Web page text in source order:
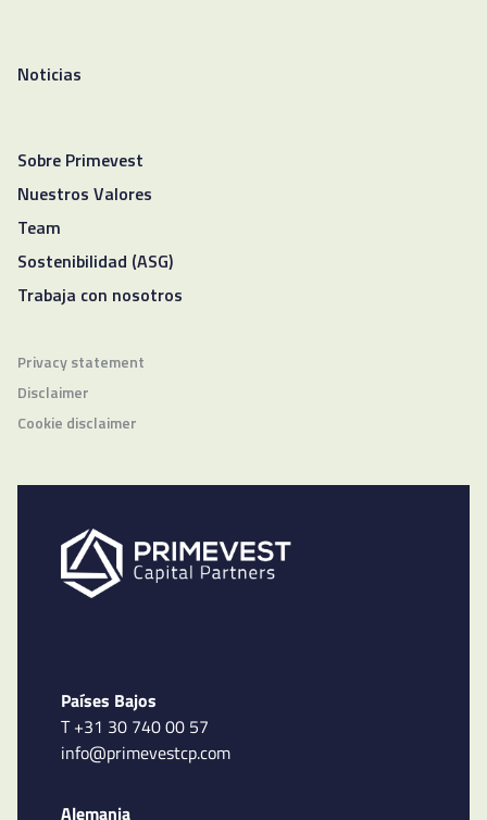
Noticias
Sobre Primevest
Nuestros Valores
Team
Sostenibilidad (ASG)
Trabaja con nosotros
Privacy statement
Disclaimer
Cookie disclaimer
Países Bajos
T +31 30 740 00 57
info@primevestcp.com
Alemania